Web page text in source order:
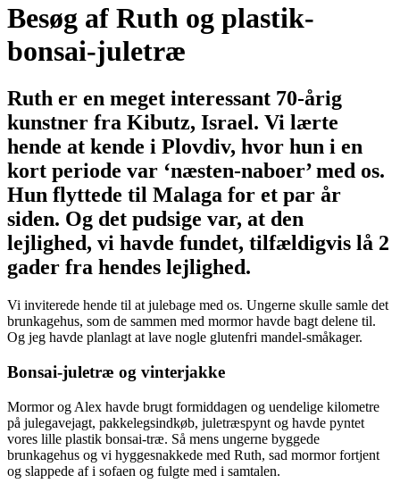
Besøg af Ruth og plastik-
bonsai-juletræ
Ruth er en meget interessant 70-årig
kunstner fra Kibutz, Israel. Vi lærte
hende at kende i Plovdiv, hvor hun i en
kort periode var ‘næsten-naboer’ med os.
Hun flyttede til Malaga for et par år
siden. Og det pudsige var, at den
lejlighed, vi havde fundet, tilfældigvis lå 2
gader fra hendes lejlighed.
Vi inviterede hende til at julebage med os. Ungerne skulle samle det
brunkagehus, som de sammen med mormor havde bagt delene til.
Og jeg havde planlagt at lave nogle glutenfri mandel-småkager.
Bonsai-juletræ og vinterjakke
Mormor og Alex havde brugt formiddagen og uendelige kilometre
på julegavejagt, pakkelegsindkøb, juletræspynt og havde pyntet
vores lille plastik bonsai-træ. Så mens ungerne byggede
brunkagehus og vi hyggesnakkede med Ruth, sad mormor fortjent
og slappede af i sofaen og fulgte med i samtalen.